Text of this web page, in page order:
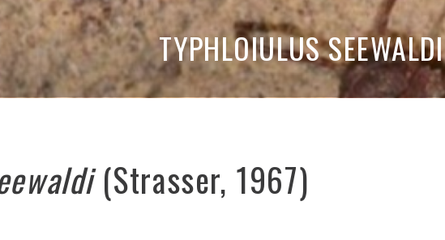
TYPHLOIULUS SEEWALDI
(Strasser, 1967)